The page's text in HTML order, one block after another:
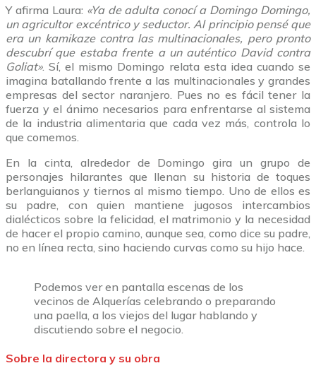
Y afirma Laura: «Ya de adulta conocí a Domingo Domingo,
un agricultor excéntrico y seductor. Al principio pensé que
era un kamikaze contra las multinacionales, pero pronto
descubrí que estaba frente a un auténtico David contra
Goliat». Sí, el mismo Domingo relata esta idea cuando se
imagina batallando frente a las multinacionales y grandes
empresas del sector naranjero. Pues no es fácil tener la
fuerza y el ánimo necesarios para enfrentarse al sistema
de la industria alimentaria que cada vez más, controla lo
que comemos.
En la cinta, alrededor de Domingo gira un grupo de
personajes hilarantes que llenan su historia de toques
berlanguianos y tiernos al mismo tiempo. Uno de ellos es
su padre, con quien mantiene jugosos intercambios
dialécticos sobre la felicidad, el matrimonio y la necesidad
de hacer el propio camino, aunque sea, como dice su padre,
no en línea recta, sino haciendo curvas como su hijo hace.
Podemos ver en pantalla escenas de los
vecinos de Alquerías celebrando o preparando
una paella, a los viejos del lugar hablando y
discutiendo sobre el negocio.
Sobre la directora y su obra